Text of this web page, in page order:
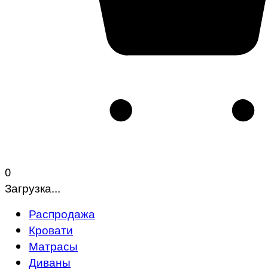
0
Загрузка...
Распродажа
Кровати
Матрасы
Диваны